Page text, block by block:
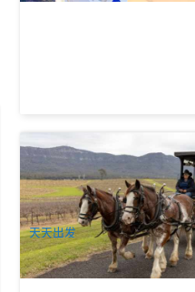
猎人谷马车游｜Hunter
车体验
92 已预订
AUD $60.00
天天出发